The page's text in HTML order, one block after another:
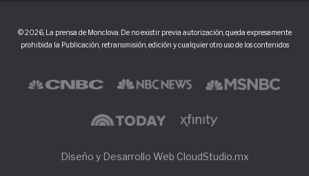
© 2026, La prensa de Monclova. De no existir previa autorización, queda expresamente
prohibida la Publicación, retransmisión, edición y cualquier otro uso de los contenidos
Diseño y Desarrollo Web CloudStudio.mx